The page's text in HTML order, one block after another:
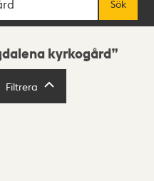
Sök
kyrkogård
Filtrera